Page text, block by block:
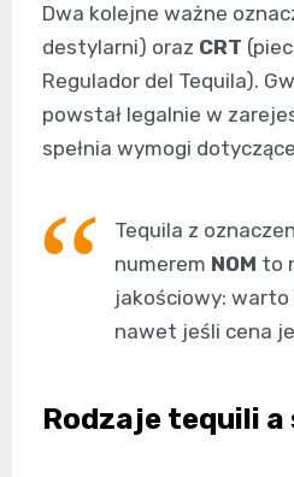
Dwa kolejne ważne
destylarni) oraz CRT
Regulador del Tequila).
powstał legalnie w
spełnia wymogi
Tequila z
numerem NOM to
jakościowy:
nawet jeśli cena
Rodzaje tequili a